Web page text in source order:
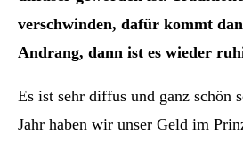
verschwinden, dafür kommt
Andrang, dann ist es wieder
Es ist sehr diffus und ganz schön
Jahr haben wir unser Geld im